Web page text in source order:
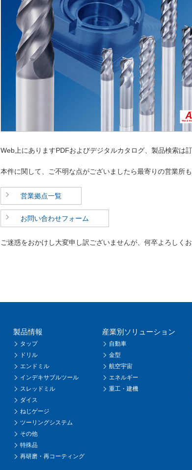
Web上にありますPDFおよびデジタルカタログ、製品検索は
本件に関して、ご不明な点がございましたら最寄りの営業所
営業拠点一覧
お問い合わせフォーム
ご迷惑をおかけし大変申し訳ございませんが、何卒よろしくお
製品情報
タップ
ドリル
エンドミル
インデキサブルツール
スレッドミル
ダイス
ねじゲージ
ツーリングシステム
その他
特殊品
再研磨・再コーティング
産業別ソリューション
自動車
金型
航空宇宙
エネルギー
重工・建機